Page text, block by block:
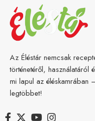
Az Éléstár nemcsak
történetéről, használatáról
mi lapul az éléskamrában
legtöbbet!